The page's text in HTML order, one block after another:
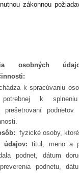
zákonnou
osobných
k spracúvaniu
k
prešetrovaní
fyzické osoby,
údajov:titul, meno a
podnet, dátum
podnetu,